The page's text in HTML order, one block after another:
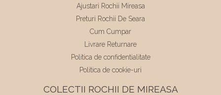
Ajustari Rochii Mireasa
Preturi Rochii De Seara
Cum Cumpar
Livrare Returnare
Politica de confidentialitate
Politica de cookie-uri
COLECTII ROCHII DE MIREASA